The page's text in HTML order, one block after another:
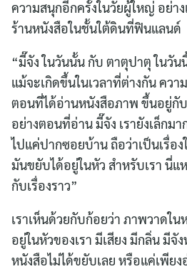
ความสนุกอีกครั้งในวัยผู้ใหญ่ อย่า
ร้านหนังสือในชั้นใต้ดินที่ฟินแลนด์
“มี๊จัง ในวันนั้น กับ ตาตุปาตุ ในวัน
แม้จะเกิดขึ้นในเวลาที่ต่างกัน คว
ตอนที่ได้อ่านหนังสือภาพ ขึ้นอยู่กั
อย่างตอนที่อ่าน มี๊จัง เรายังเล็กม
ไปแค่ปากซอยบ้าน ถือว่าเป็นเรื่อง
มันขยับได้อยู่ในหัว สำหรับเรา นี่
กับเรื่องราว”
เราเห็นด้วยกับก้อยว่า ภาพวาดใ
อยู่ในหัวของเรา มีเสียง มีกลิ่น มี
หนังสือไม่ได้ขยับเลย หรือแค่เพีย